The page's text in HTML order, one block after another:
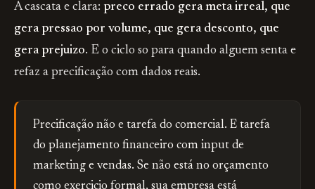
A cascata e clara: preco errado gera meta irreal, que
gera pressao por volume, que gera desconto, que
gera prejuizo. E o ciclo so para quando alguem senta e
refaz a precificação com dados reais.
Precificação não e tarefa do comercial. E tarefa
do planejamento financeiro com input de
marketing e vendas. Se não está no orçamento
como exercicio formal, sua empresa está